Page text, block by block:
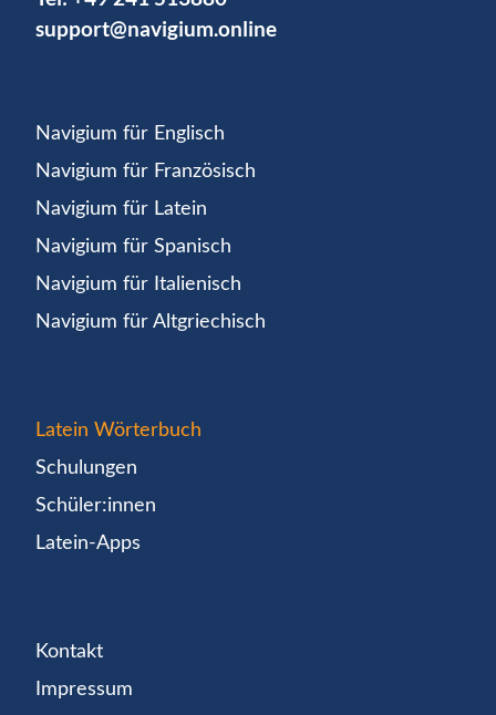
support@navigium.online
Navigium für Englisch
Navigium für Französisch
Navigium für Latein
Navigium für Spanisch
Navigium für Italienisch
Navigium für Altgriechisch
Latein Wörterbuch
Schulungen
Schüler:innen
Latein-Apps
Kontakt
Impressum